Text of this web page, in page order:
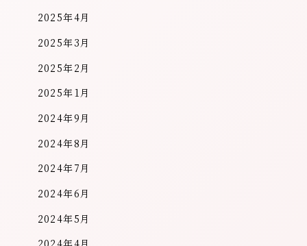
2025年4月
2025年3月
2025年2月
2025年1月
2024年9月
2024年8月
2024年7月
2024年6月
2024年5月